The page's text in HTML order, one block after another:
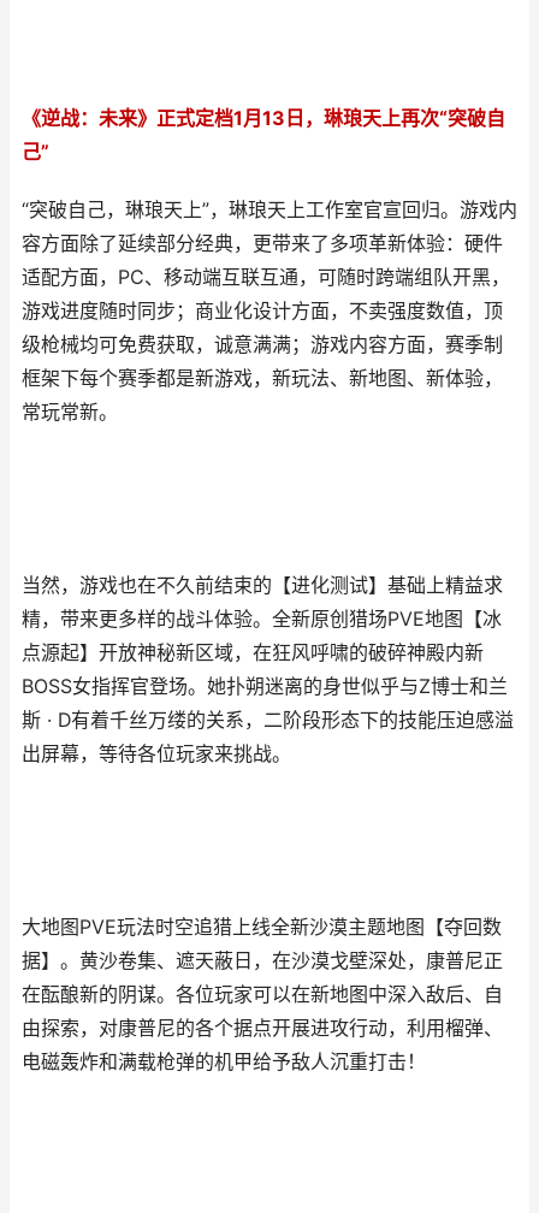
《逆战：未来》正式定档1月13日，琳琅天上再次“突破自
己”
“突破自己，琳琅天上”，琳琅天上工作室官宣回归。游戏内
容方面除了延续部分经典，更带来了多项革新体验：硬件
适配方面，PC、移动端互联互通，可随时跨端组队开黑，
游戏进度随时同步；商业化设计方面，不卖强度数值，顶
级枪械均可免费获取，诚意满满；游戏内容方面，赛季制
框架下每个赛季都是新游戏，新玩法、新地图、新体验，
常玩常新。
当然，游戏也在不久前结束的【进化测试】基础上精益求
精，带来更多样的战斗体验。全新原创猎场PVE地图【冰
点源起】开放神秘新区域，在狂风呼啸的破碎神殿内新
BOSS女指挥官登场。她扑朔迷离的身世似乎与Z博士和兰
斯 · D有着千丝万缕的关系，二阶段形态下的技能压迫感溢
出屏幕，等待各位玩家来挑战。
大地图PVE玩法时空追猎上线全新沙漠主题地图【夺回数
据】。黄沙卷集、遮天蔽日，在沙漠戈壁深处，康普尼正
在酝酿新的阴谋。各位玩家可以在新地图中深入敌后、自
由探索，对康普尼的各个据点开展进攻行动，利用榴弹、
电磁轰炸和满载枪弹的机甲给予敌人沉重打击！